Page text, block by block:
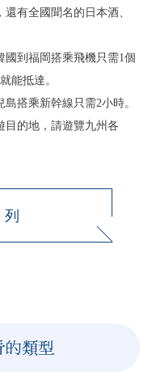
有全國聞名的日本酒、
到福岡搭乘飛機只需1個
能抵達。
搭乘新幹線只需2小時。
目的地，請遊覽九州各
的類型